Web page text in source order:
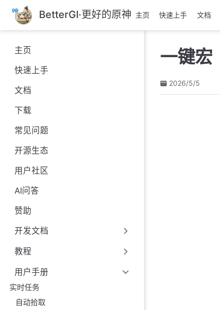
跳
至
主
要
內
容
BetterGI·更好的原神 主页 快速上手 文档
主页
快速上手
文档
下载
常见问题
开源生态
用户社区
AI问答
赞助
开发文档
教程
用户手册
实时任务
自动拾取
一键宏
2026/5/5